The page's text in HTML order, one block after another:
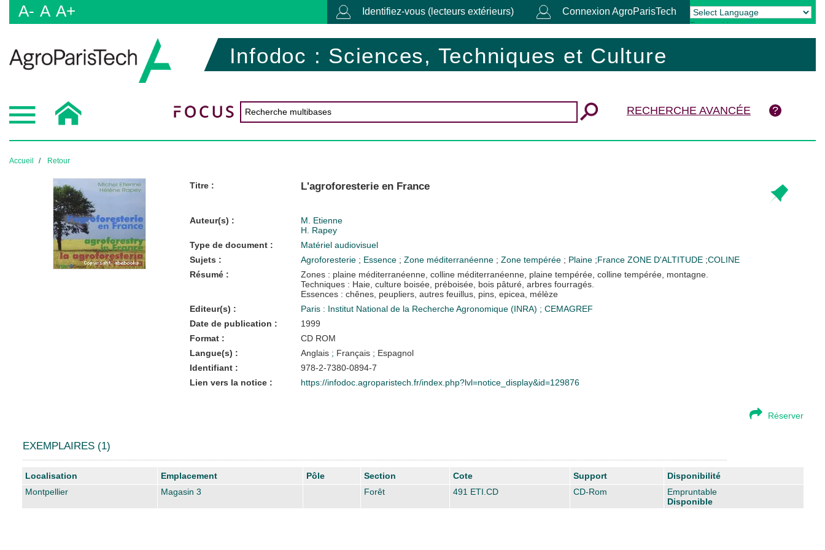
A- A A+ Identifiez-vous (lecteurs extérieurs) Connexion AgroParisTech
Powered by Translate
Infodoc : Sciences, Techniques et Culture
RECHERCHE AVANCÉE
Accueil Retour
Titre : L'agroforesterie en France
Auteur(s) :
M. Etienne
H. Rapey
Type de document :
Matériel audiovisuel
Sujets :
Agroforesterie ; Essence ; Zone méditerranéenne ; Zone tempérée ; Plaine ;France ZONE D'ALTITUDE ;COLINE
Résumé :
Zones : plaine méditerranéenne, colline méditerranéenne, plaine tempérée, colline tempérée, montagne.
Techniques : Haie, culture boisée, préboisée, bois pâturé, arbres fourragés.
Essences : chênes, peupliers, autres feuillus, pins, epicea, mélèze
Editeur(s) :
Paris : Institut National de la Recherche Agronomique (INRA) ; CEMAGREF
Date de publication :
1999
Format :
CD ROM
Langue(s) :
Anglais; Français; Espagnol
Identifiant :
978-2-7380-0894-7
Lien vers la notice :
https://infodoc.agroparistech.fr/index.php?lvl=notice_display&id=129876
Réserver
EXEMPLAIRES (1)
Liste des exemplaires
Localisation Emplacement Pôle Section Cote Support
Disponibilité
Montpellier
Magasin 3 Forêt 491 ETI.CD CD-Rom
Empruntable
Disponible